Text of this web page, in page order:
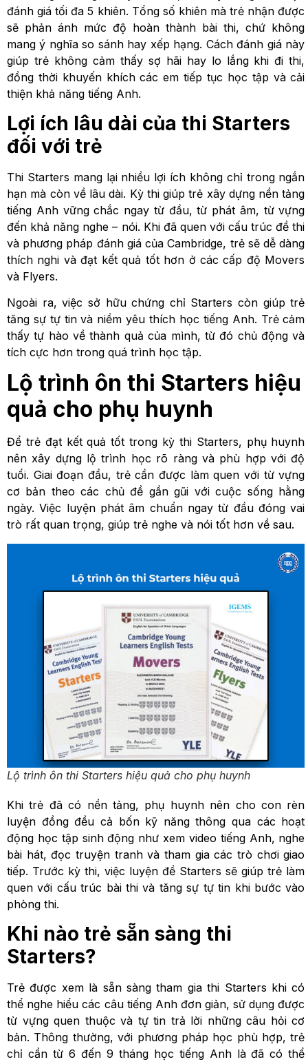
đánh giá tối đa 5 khiên. Tổng số khiên mà trẻ nhận được
sẽ phản ánh mức độ hoàn thành bài thi, chứ không
mang ý nghĩa so sánh hay xếp hạng. Cách đánh giá này
giúp trẻ không cảm thấy sợ hãi hay lo lắng khi đi thi,
đồng thời khuyến khích các em tiếp tục học tập và cải
thiện khả năng tiếng Anh.
Lợi ích lâu dài của thi Starters
đối với trẻ
Thi Starters mang lại nhiều lợi ích không chỉ trong ngắn
hạn mà còn về lâu dài. Kỳ thi giúp trẻ xây dựng nền tảng
tiếng Anh vững chắc ngay từ đầu, từ phát âm, từ vựng
đến khả năng nghe – nói. Khi đã quen với cấu trúc đề thi
và phương pháp đánh giá của Cambridge, trẻ sẽ dễ dàng
thích nghi và đạt kết quả tốt hơn ở các cấp độ Movers
và Flyers.
Ngoài ra, việc sở hữu chứng chỉ Starters còn giúp trẻ
tăng sự tự tin và niềm yêu thích học tiếng Anh. Trẻ cảm
thấy tự hào về thành quả của mình, từ đó chủ động và
tích cực hơn trong quá trình học tập.
Lộ trình ôn thi Starters hiệu
quả cho phụ huynh
Để trẻ đạt kết quả tốt trong kỳ thi Starters, phụ huynh
nên xây dựng lộ trình học rõ ràng và phù hợp với độ
tuổi. Giai đoạn đầu, trẻ cần được làm quen với từ vựng
cơ bản theo các chủ đề gần gũi với cuộc sống hằng
ngày. Việc luyện phát âm chuẩn ngay từ đầu đóng vai
trò rất quan trọng, giúp trẻ nghe và nói tốt hơn về sau.
Lộ trình ôn thi Starters hiệu quả cho phụ huynh
Khi trẻ đã có nền tảng, phụ huynh nên cho con rèn
luyện đồng đều cả bốn kỹ năng thông qua các hoạt
động học tập sinh động như xem video tiếng Anh, nghe
bài hát, đọc truyện tranh và tham gia các trò chơi giao
tiếp. Trước kỳ thi, việc luyện đề Starters sẽ giúp trẻ làm
quen với cấu trúc bài thi và tăng sự tự tin khi bước vào
phòng thi.
Khi nào trẻ sẵn sàng thi
Starters?
Trẻ được xem là sẵn sàng tham gia thi Starters khi có
thể nghe hiểu các câu tiếng Anh đơn giản, sử dụng được
từ vựng quen thuộc và tự tin trả lời những câu hỏi cơ
bản. Thông thường, với phương pháp học phù hợp, trẻ
chỉ cần từ 6 đến 9 tháng học tiếng Anh là đã có thể